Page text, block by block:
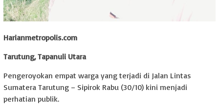
Harianmetropolis.com
Tarutung, Tapanuli Utara
Pengeroyokan empat warga yang terjadi di Jalan Lintas
Sumatera Tarutung – Sipirok Rabu (30/10) kini menjadi
perhatian publik.